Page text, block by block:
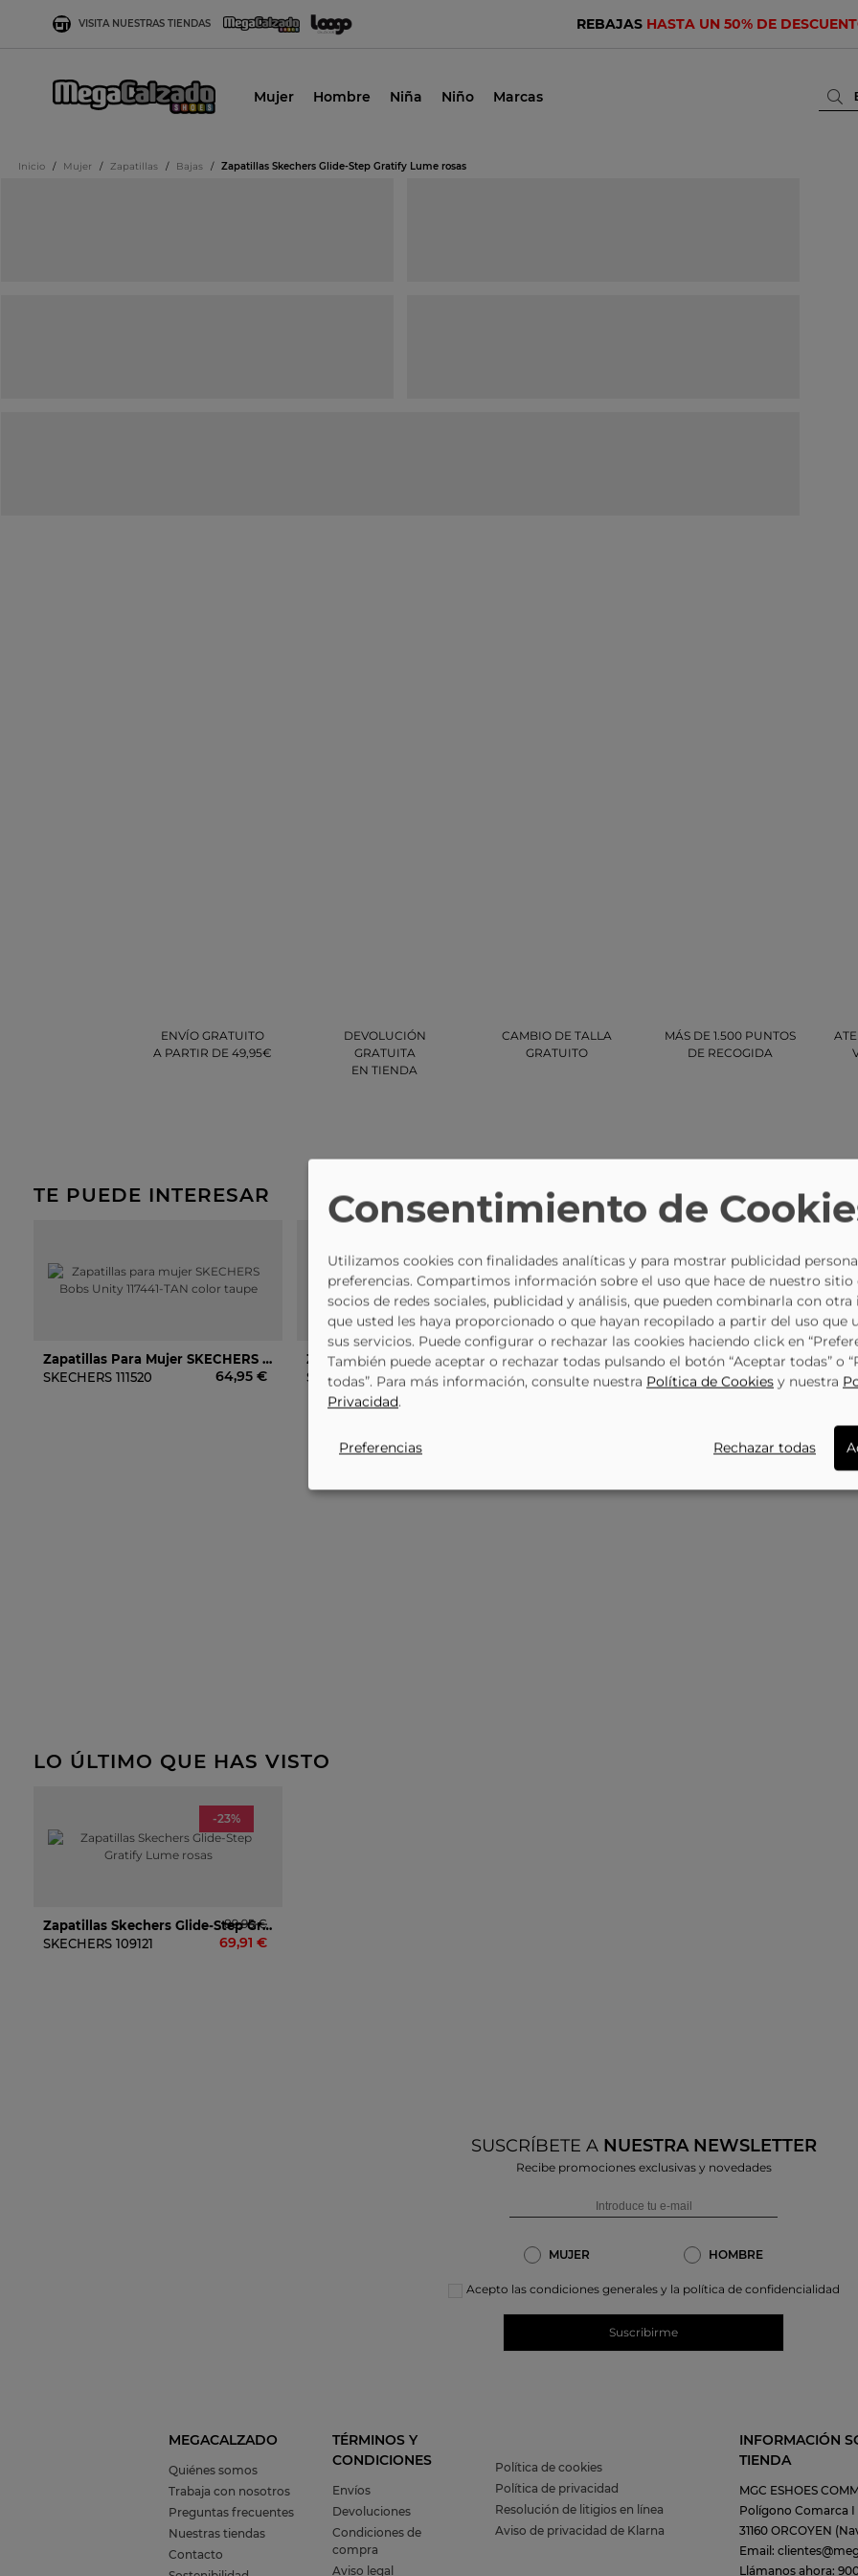
VISITA NUESTRAS TIENDAS REBAJAS HASTA UN 50% DE
Mujer Hombre Niña Niño Marcas
Inicio / Mujer / Zapatillas / Bajas / Zapatillas Skechers Glide-Step Gratify Lume rosas
ENVÍO GRATUITO
A PARTIR DE 49,95€
DEVOLUCIÓN
GRATUITA
EN TIENDA
CAMBIO DE TALLA
GRATUITO
MÁS DE 1.500 PUNTOS
DE RECOGIDA
TE PUEDE INTERESAR
Zapatillas Para Mujer SKECHERS Bobs Unity 117441-TAN Color Taupe
SKECHERS 111520 64,95 €
-11%
Zapatillas Para Mujer SKECHERS Go Walk Flex Mali 124837-BRN Marrón
SKECHERS114429 80,95 €
89,95 €
-8%
Deportiva Skechers Fashion Fit 2.0 Moonlight Glow En Taupe 150384-Tpgd
115335 64,95 €
69,95 €
LO ÚLTIMO QUE HAS VISTO
-23%
Zapatillas Skechers Glide-Step Gratify Lume Rosas
SKECHERS 109121 69,91 €
89,95 €
SUSCRÍBETE A NUESTRA NEWSLETTER
Recibe promociones exclusivas y novedades
MUJER HOMBRE
Acepto las condiciones generales y la política de confidencialidad
Suscribirme
MEGACALZADO
Quiénes somos
Trabaja con nosotros
Preguntas frecuentes
Nuestras tiendas
Contacto
TÉRMINOS Y
CONDICIONES
Envíos
Devoluciones
Condiciones de
compra
Aviso legal
Política de cookies
Política de privacidad
Resolución de litigios en línea
Aviso de privacidad de Klarna
INFORMACIÓN
TIENDA
MGC ESHOES
Polígono Comarca I
31160 ORCOYEN
Email:
Llámanos ahora: 900
Consentimiento de
Utilizamos cookies con finalidades analíticas y para mostrar publicidad
preferencias. Compartimos información sobre el uso que hace de nuestro sitio
socios de redes sociales, publicidad y análisis, que pueden combinarla con
que usted les haya proporcionado o que hayan recopilado a partir del uso que
sus servicios. Puede configurar o rechazar las cookies haciendo click en
También puede aceptar o rechazar todas pulsando el botón “Aceptar todas” o
todas”. Para más información, consulte nuestra Política de Cookies y nuestra
Privacidad.
Preferencias Rechazar todas